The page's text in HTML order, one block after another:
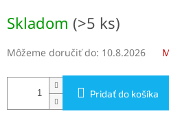
cena:
Skladom (>5 ks)
Môžeme doručiť do: 10.8.2026
Pridať do košíka